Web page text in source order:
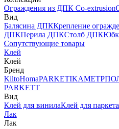
Ограждения из ДПК Co-extrusion
Вид
Балясина ДПККрепление
ДПКПерила ДПКСтолб ДПК
Сопутствующие товары
Клей
Клей
Бренд
KiltoHomaPARKETIKA
PARKETT
Вид
Клей для винилаКлей для паркета
Лак
Лак